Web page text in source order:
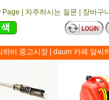
Page 자주하시는 질문
장바구
하비 중고시장 daum 카페 알씨